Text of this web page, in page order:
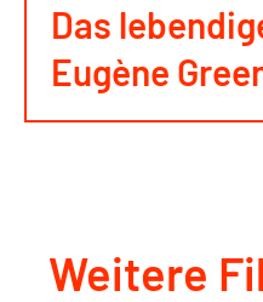
Das
Eugène
Weitere